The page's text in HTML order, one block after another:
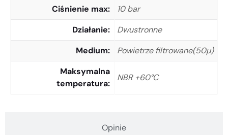
Opinie
Ciśnienie max
10 bar
Działanie
Dwustronne
Medium
Powietrze filtrowane(50µ)
Maksymalna
temperatura
NBR +60°C